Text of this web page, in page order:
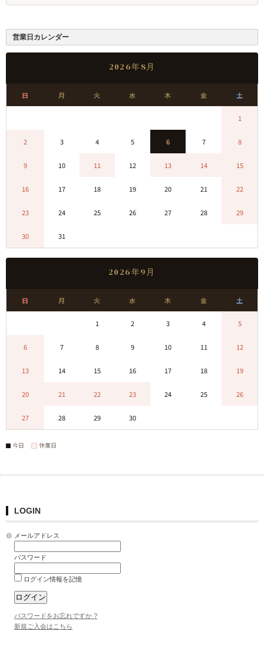
営業日カレンダー
2026年8月
日 月 火 水 木 金 土
1
2 3 4 5 6 7 8
9 10 11 12 13 14 15
16 17 18 19 20 21 22
23 24 25 26 27 28 29
30 31
2026年9月
日 月 火 水 木 金 土
1 2 3 4 5
6 7 8 9 10 11 12
13 14 15 16 17 18 19
20 21 22 23 24 25 26
27 28 29 30
今日 休業日
LOGIN
メールアドレス
パスワード
ログイン情報を記憶
パスワードをお忘れですか ?
新規ご入会はこちら